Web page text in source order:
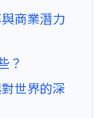
商業潛力
？
世界的深